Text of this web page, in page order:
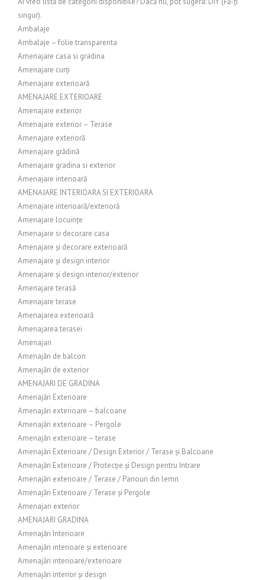
singur).
Ambalaje
Ambalaje – folie transparenta
Amenajare casa si gradina
Amenajare curți
Amenajare exterioară
AMENAJARE EXTERIOARE
Amenajare exterior
Amenajare exterior – Terase
Amenajare exterioră
Amenajare grădină
Amenajare gradina si exterior
Amenajare interioară
AMENAJARE INTERIOARA SI EXTERIOARA
Amenajare interioară/exterioră
Amenajare locuințe
Amenajare si decorare casa
Amenajare și decorare exterioară
Amenajare și design interior
Amenajare și design interior/exterior
Amenajare terasă
Amenajare terase
Amenajarea exterioară
Amenajarea terasei
Amenajari
Amenajări de balcon
Amenajări de exterior
AMENAJARI DE GRADINA
Amenajări Exterioare
Amenajări exterioare – balcoane
Amenajări exterioare – Pergole
Amenajări exterioare – terase
Amenajări Exterioare / Design Exterior / Terase și Balcoane
Amenajări Exterioare / Protecție și Design pentru Intrare
Amenajări exterioare / Terase / Panouri din lemn
Amenajări Exterioare / Terase și Pergole
Amenajari exterior
AMENAJARI GRADINA
Amenajări Interioare
Amenajări interioare și exterioare
Amenajări interioare/exterioare
Amenajări interior și design